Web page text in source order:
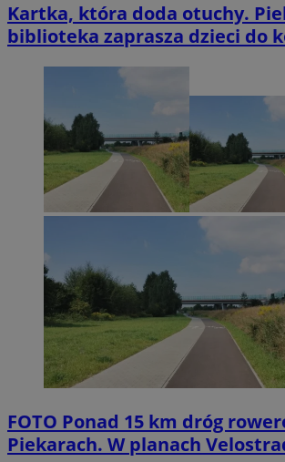
Kartka, która doda otuchy.
biblioteka zaprasza dzieci do
FOTO Ponad 15 km dróg
Piekarach. W planach